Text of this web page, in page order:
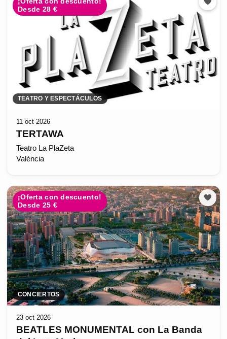
Desde 28 €
TEATRO Y ESPECTÁCULOS
11 oct 2026
TERTAWA
Teatro La PlaZeta
València
¡Oferta con descuento!
Desde 25 €
CONCIERTOS
23 oct 2026
BEATLES MONUMENTAL con La Banda